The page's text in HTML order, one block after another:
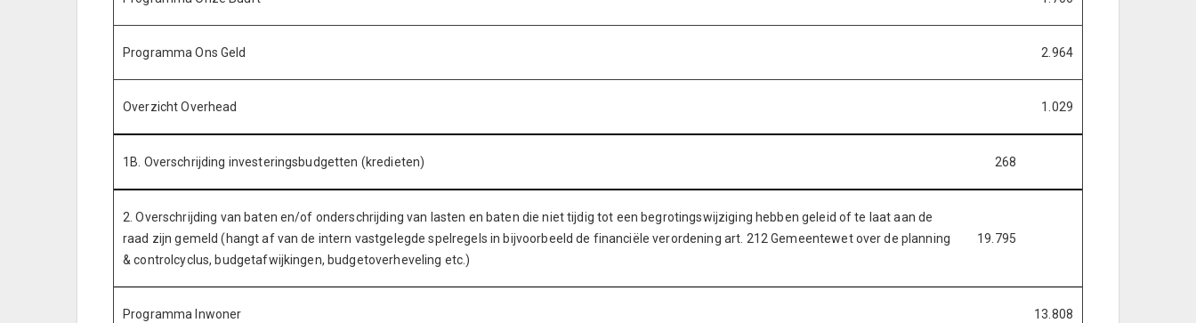
Programma Ons Geld 2.964
Overzicht Overhead 1.029
1B. Overschrijding investeringsbudgetten (kredieten) 268
2. Overschrijding van baten en/of onderschrijding van lasten en baten die niet tijdig tot een begrotingswijziging hebben geleid of te laat aan de
raad zijn gemeld (hangt af van de intern vastgelegde spelregels in bijvoorbeeld de financiële verordening art. 212 Gemeentewet over de planning
& controlcyclus, budgetafwijkingen, budgetoverheveling etc.)
19.795
Programma Inwoner 13.808